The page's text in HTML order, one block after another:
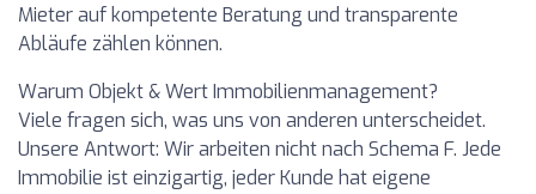
Mieter auf kompetente Beratung und transparente
Abläufe zählen können.
Warum Objekt & Wert Immobilienmanagement?
Viele fragen sich, was uns von anderen unterscheidet.
Unsere Antwort: Wir arbeiten nicht nach Schema F. Jede
Immobilie ist einzigartig, jeder Kunde hat eigene